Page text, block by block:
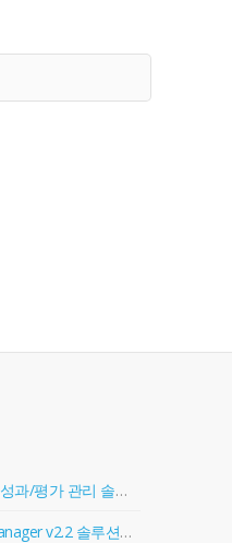
[전자신문 etnews 기사] 성과/평가 관리 솔루션 '골인원(Goal In One)' 출시
대림코퍼레이션 OVC Manager v2.2 솔루션 공급